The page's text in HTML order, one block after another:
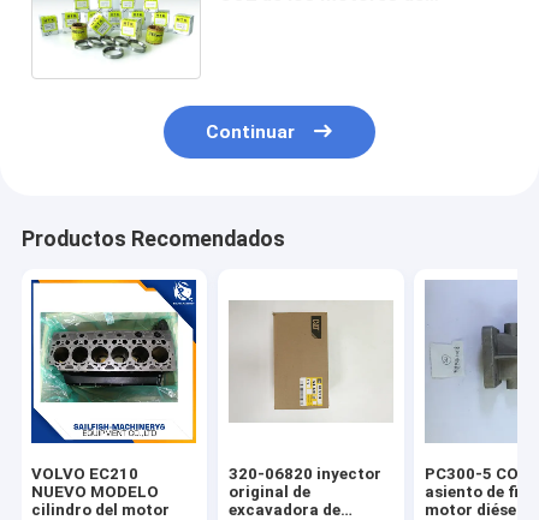
Continuar
Productos Recomendados
VOLVO EC210
NUEVO MODELO
cilindro del motor
320-06820 inyector
original de
excavadora de
PC300-5
asiento de
motor diésel